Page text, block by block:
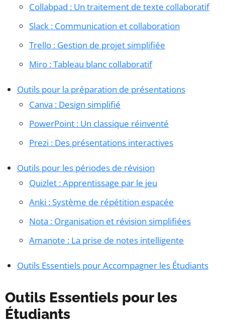
Collabpad : Un traitement de texte collaboratif
Slack : Communication et collaboration
Trello : Gestion de projet simplifiée
Miro : Tableau blanc collaboratif
Outils pour la préparation de présentations
Canva : Design simplifié
PowerPoint : Un classique réinventé
Prezi : Des présentations interactives
Outils pour les périodes de révision
Quizlet : Apprentissage par le jeu
Anki : Système de répétition espacée
Nota : Organisation et révision simplifiées
Amanote : La prise de notes intelligente
Outils Essentiels pour Accompagner les Étudiants
Outils Essentiels pour les
Étudiants